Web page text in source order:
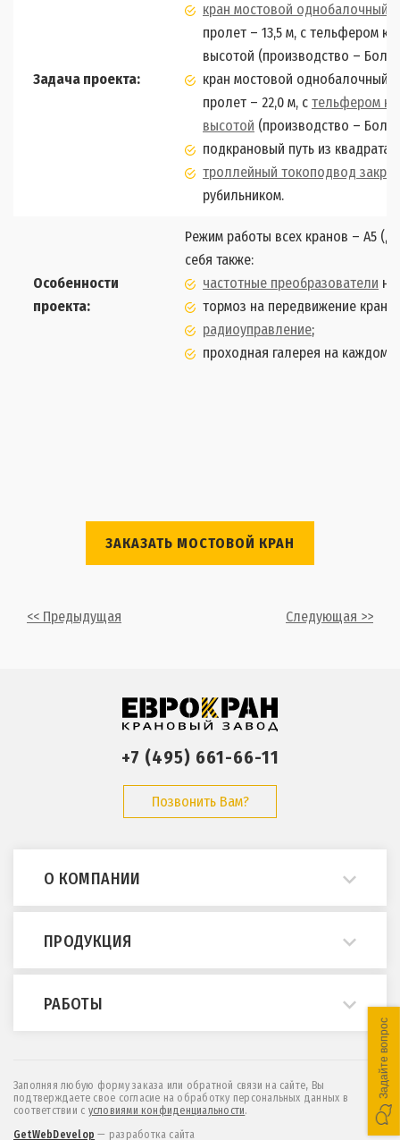
Задача проекта:
кран мостовой однобалочный
пролет – 13,5 м, с тельфером
высотой (производство –
кран мостовой однобалочный
пролет – 22,0 м, с тельфером
высотой (производство –
подкрановый путь из квадрата
троллейный токоподвод
рубильником.
Особенности
проекта:
Режим работы всех кранов – А5
себя также:
частотные преобразователи
тормоз на передвижение
радиоуправление;
проходная галерея на каждом
ЗАКАЗАТЬ МОСТОВОЙ КРАН
<< Предыдущая Следующая >>
+7 (495) 661-66-11
Позвонить Вам?
О КОМПАНИИ
О нас
Примеры работ
Опросные листы
ГОСТы и нормативы
Контакты
Новости
ПРОДУКЦИЯ
Мостовые краны
Кран-балки
Козловые и полукозловые краны
Эстакады и монорельсы
РАБОТЫ
Проектирование
Обследование
Заполняя любую форму заказа или обратной связи на сайте, Вы
подтверждаете свое согласие на обработку персональных данных в
соответствии c условиями конфиденциальности.
GetWebDevelop — разработка сайта
Задайте вопрос